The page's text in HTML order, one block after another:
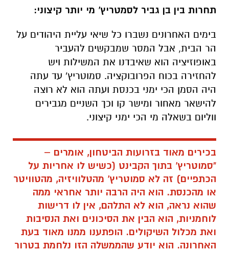
תחרות בין בן גביר לסמטריץ' מי יותר קיצוני:
בימים האחרונים נשברו כל שיאי עליית היהודים על
הר הבית, אבל המסר שמבקשים להעביר
באופוזיציה הוא שאיבדנו את המשילות ויש
להחזירה בכוח הפרובוקציה. סמוטריץ' עד עתה
היה הסמן הכי ימני בכנסת ועתה הוא לא רוצה
להישאר מאחור ומישר קו וכך השניים מגבירים
ווליום בשאלה מי הכי ימני קיצוני.
בכירים מאוד בזרועות הביטחון, אומרים –
"סמוטריץ' בתוך הקבינט (כשיש לו אחריות על
הכתפיים) זה לא סמוטריץ' מהטלוויזיה, מהטוויטר
או מהכנסת. הוא היה הרבה יותר אחראי ממה
שהוא נראה, הוא לא התלהם, אין לו דרישות
לוחמניות, הוא הבין את הסיכונים ואת הנסיבות
ואת מכלול השיקולים. הופתענו ממנו מאוד בעת
האחרונה. הוא יודע שהממשלה הזו נלחמת בטרור